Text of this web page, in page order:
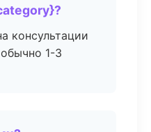
консультации
1-3